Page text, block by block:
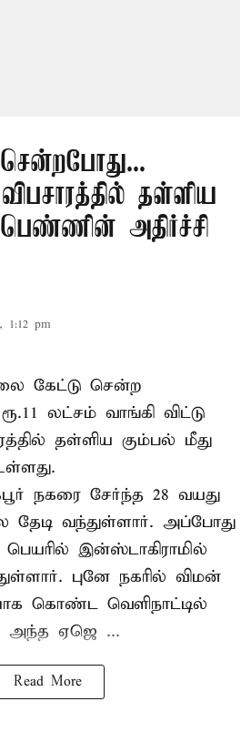
தள்ளிய
அதிர்ச்சி
1:12 pm
கேட்டு சென்ற
லட்சம் வாங்கி விட்டு
தள்ளிய கும்பல் மீது
நகரை சேர்ந்த 28 வயது
வந்துள்ளார். அப்போது
இன்ஸ்டாகிராமில்
புனே நகரில் விமன்
கொண்ட வெளிநாட்டில்
அந்த ஏஜெ ...
Read More